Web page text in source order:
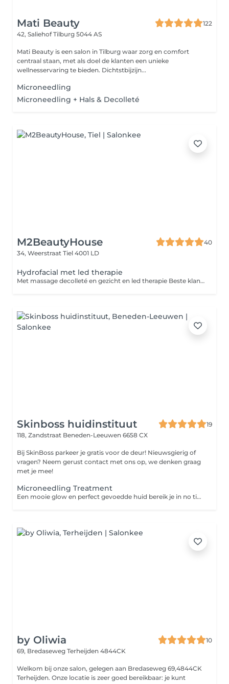
Mati Beauty
122
42, SaliehofTilburg 5044 AS
Mati Beauty is een salon in Tilburg waar zorg en comfort
centraal staan, met als doel de klanten een unieke
wellnesservaring te bieden. Dichtstbijzijn...
Microneedling
Microneedling + Hals & Decolleté
M2BeautyHouse
40
34, Weerstraat Tiel 4001 LD
Hydrofacial met led therapie
Met massage decolleté en gezicht en led therapie Beste klant, Wij vragen u vriendelijk om zonder make-up naar uw gezichtsbehandeling te komen. Zo kunnen wij uw huid beter reinigen en het beste resultaat behalen. Bedankt voor uw medewerking!
Skinboss huidinstituut
19
118, Zandstraat Beneden-Leeuwen 6658 CX
Bij SkinBoss parkeer je gratis voor de deur! Nieuwsgierig of
vragen? Neem gerust contact met ons op, we denken graag
met je mee!
Microneedling Treatment
Een mooie glow en perfect gevoedde huid bereik je in no time dankzij microneedling. De minuscule naaldjes perforeren de huid op zachte wijze en maken kleine kanaaltjes in jouw huidoppervlak. Onze op maat gemaakte voedings-cocktails dringen hierdoor tot diepe huidlagen en maken ultieme voeding mogelijk. Je ziet direct verschil dat in de dagen na jouw behandeling nóg mooier wordt!
by Oliwia
10
69, Bredaseweg Terheijden 4844CK
Welkom bij onze salon, gelegen aan Bredaseweg 69,4844CK
Terheijden. Onze locatie is zeer goed bereikbaar: je kunt